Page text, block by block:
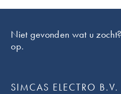
Niet gevonden wat u
op.
SIMCAS ELECTRO B.V.